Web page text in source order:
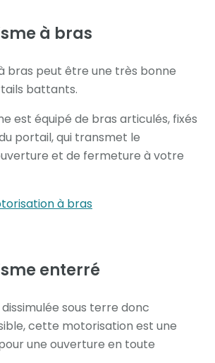
à bras
bras peut être une très bonne
battants.
est équipé de bras articulés, fixés
portail, qui transmet le
et de fermeture à votre
à bras
enterré
sous terre donc
cette motorisation est une
une ouverture en toute